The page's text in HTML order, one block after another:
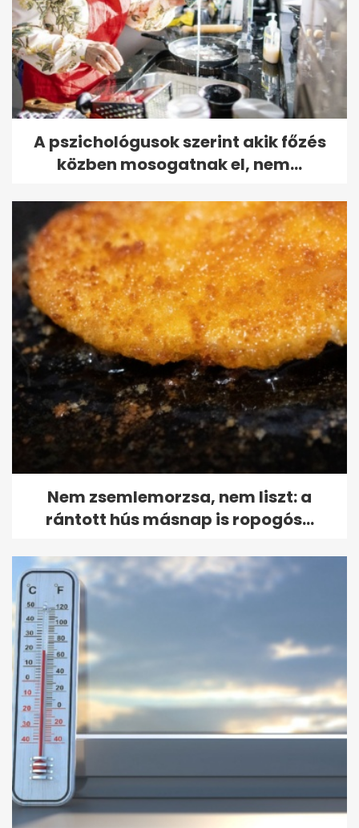
A pszichológusok szerint akik főzés
közben mosogatnak el, nem...
Nem zsemlemorzsa, nem liszt: a
rántott hús másnap is ropogós...